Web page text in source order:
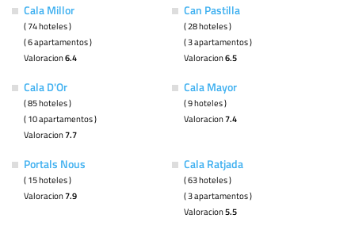
Cala Millor
( 74 hoteles )
( 6 apartamentos )
Valoracion6.4
Can Pastilla
( 28 hoteles )
( 3 apartamentos )
Valoracion6.5
Cala D'Or
( 85 hoteles )
( 10 apartamentos )
Valoracion7.7
Cala Mayor
( 9 hoteles )
Valoracion7.4
Portals Nous
( 15 hoteles )
Valoracion7.9
Cala Ratjada
( 63 hoteles )
( 3 apartamentos )
Valoracion5.5